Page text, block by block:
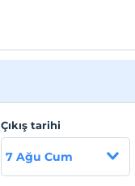
Çıkış tarihi
7 Ağu Cum